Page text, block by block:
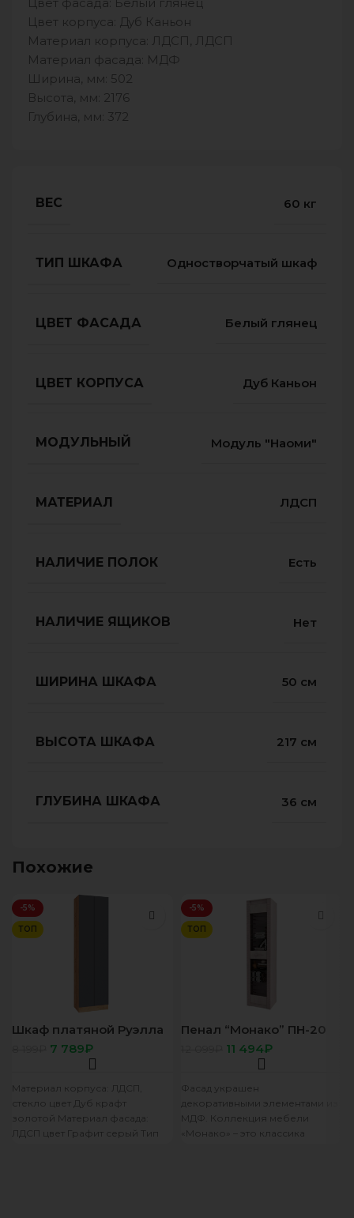
Цвет фасада: Белый глянец
Цвет корпуса: Дуб Каньон
Материал корпуса: ЛДСП, ЛДСП
Материал фасада: МДФ
Ширина, мм: 502
Высота, мм: 2176
Глубина, мм: 372
ВЕС 60 кг
ТИП ШКАФА Одностворчатый шкаф
ЦВЕТ ФАСАДА Белый глянец
ЦВЕТ КОРПУСА Дуб Каньон
МОДУЛЬНЫЙ Модуль "Наоми"
МАТЕРИАЛ ЛДСП
НАЛИЧИЕ ПОЛОК Есть
НАЛИЧИЕ ЯЩИКОВ Нет
ШИРИНА ШКАФА 50 см
ВЫСОТА ШКАФА 217 см
ГЛУБИНА ШКАФА 36 см
Похожие
-5%
ТОП
Шкаф платяной Руэлла
дуб золотой/графит
7 789₽
Материал корпуса: ЛДСП,
стекло цвет Дуб крафт
золотой Материал фасада:
ЛДСП цвет Графит серый Тип
-5%
ТОП
Пенал “Монако” ПН-20
ясень белый/F12
11 494₽
Фасад украшен
декоративными элементами из
МДФ. Коллекция мебели
«Монако» – это классика